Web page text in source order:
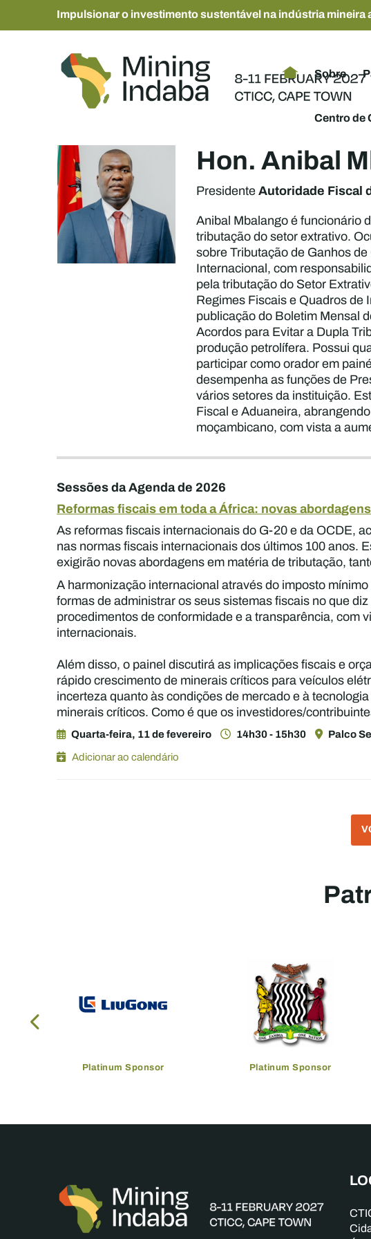
Impulsionar o investimento sustentável na indústria mineira
Sobre
Centro de
Hon. Anibal
PresidenteAutoridade Fiscal
Anibal Mbalango é funcionário
tributação do setor extrativo.
sobre Tributação de Ganhos
Internacional, com
pela tributação do Setor
Regimes Fiscais e Quadros
publicação do Boletim Mensal
Acordos para Evitar a Dupla
produção petrolífera. Possui
participar como orador em
desempenha as funções de
vários setores da instituição.
Fiscal e Aduaneira,
moçambicano, com vista a
Sessões da Agenda de 2026
Reformas fiscais em toda a África: novas
As reformas fiscais internacionais do G-20 e da OCDE,
nas normas fiscais internacionais dos últimos 100 anos.
exigirão novas abordagens em matéria de tributação,
A harmonização internacional através do imposto
formas de administrar os seus sistemas fiscais no que
procedimentos de conformidade e a transparência, com
internacionais.
Além disso, o painel discutirá as implicações fiscais e
rápido crescimento de minerais críticos para veículos
incerteza quanto às condições de mercado e à
minerais críticos. Como é que os investidores/
Quarta-feira, 11 de fevereiro 14h30 - 15h30
Palco
Adicionar ao calendário
Platinum Sponsor Platinum Sponsor